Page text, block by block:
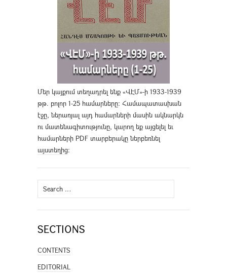
Մեր կայքում տեղադրել ենք «ՎԷՄ»-ի 1933-1939
թթ. բոլոր 1-25 համարները։ Համապատասխան
էջը, ներառյալ այդ համարների մասին ակնարկն
ու մատենագիտությունը, կարող եք այցելել եւ
համարների PDF տարբերակը ներբեռնել
այստեղից։
Search
for:
SECTIONS
CONTENTS
EDITORIAL